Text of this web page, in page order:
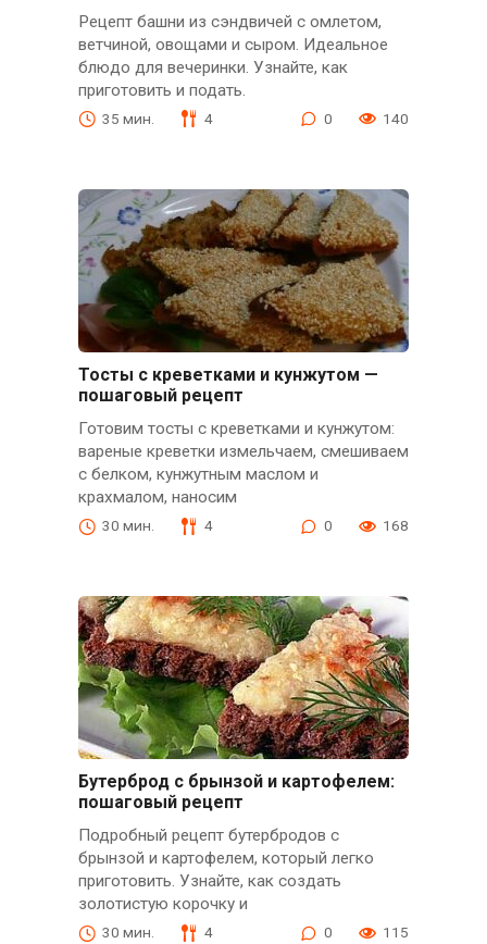
Рецепт башни из сэндвичей с омлетом,
ветчиной, овощами и сыром. Идеальное
блюдо для вечеринки. Узнайте, как
приготовить и подать.
35 мин. 4 0 140
Тосты с креветками и кунжутом —
пошаговый рецепт
Готовим тосты с креветками и кунжутом:
вареные креветки измельчаем, смешиваем
с белком, кунжутным маслом и
крахмалом, наносим
30 мин. 4 0 168
Бутерброд с брынзой и картофелем:
пошаговый рецепт
Подробный рецепт бутербродов с
брынзой и картофелем, который легко
приготовить. Узнайте, как создать
золотистую корочку и
30 мин. 4 0 115